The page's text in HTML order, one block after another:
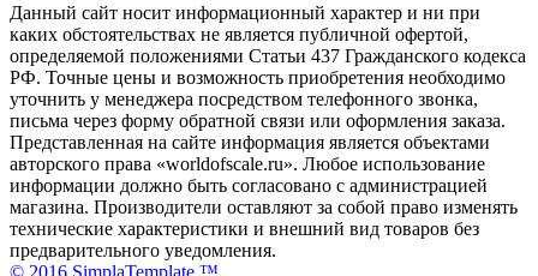
Данный сайт носит информационный характер и ни при
каких обстоятельствах не является публичной офертой,
определяемой положениями Статьи 437 Гражданского кодекса
РФ. Точные цены и возможность приобретения необходимо
уточнить у менеджера посредством телефонного звонка,
письма через форму обратной связи или оформления заказа.
Представленная на сайте информация является объектами
авторского права «worldofscale.ru». Любое использование
информации должно быть согласовано с администрацией
магазина. Производители оставляют за собой право изменять
технические характеристики и внешний вид товаров без
предварительного уведомления.
© 2016 SimplaTemplate ™